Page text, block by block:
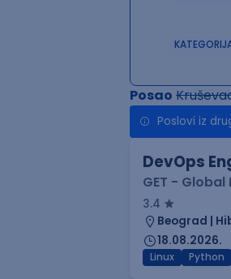
Posao
Poslovi iz
DevOps
GET -
3.4
Beograd |
18.08.2026.
Linux Python